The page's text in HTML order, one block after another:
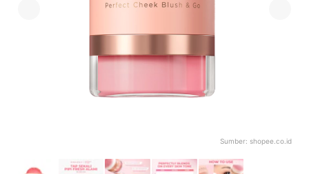
Sumber: shopee.co.id